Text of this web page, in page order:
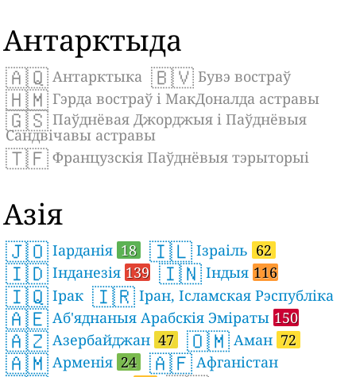
Антарктыда
🇦🇶 Антарктыка 🇧🇻 Бувэ востраў
🇭🇲 Гэрда востраў і МакДоналда астравы
🇬🇸 Паўднёвая Джорджыя і Паўднёвыя
Сандвічавы астравы
🇹🇫 Французскія Паўднёвыя тэрыторыі
Азія
🇯🇴 Іарданія 18 🇮🇱 Ізраіль 62
🇮🇩 Інданезія 139 🇮🇳 Індыя 116
🇮🇶 Ірак 🇮🇷 Іран, Ісламская Рэспубліка
🇦🇪 Аб'яднаныя Арабскія Эміраты 150
🇦🇿 Азербайджан 47 🇴🇲 Аман 72
🇦🇲 Арменія 24 🇦🇫 Афганістан